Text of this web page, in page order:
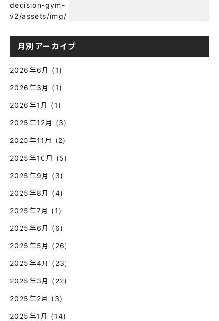
decision-gym-
v2/assets/img/
月別アーカイブ
2026年6月 (1)
2026年3月 (1)
2026年1月 (1)
2025年12月 (3)
2025年11月 (2)
2025年10月 (5)
2025年9月 (3)
2025年8月 (4)
2025年7月 (1)
2025年6月 (6)
2025年5月 (26)
2025年4月 (23)
2025年3月 (22)
2025年2月 (3)
2025年1月 (14)